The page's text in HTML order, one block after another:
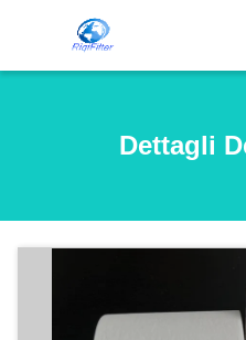
Dettagli